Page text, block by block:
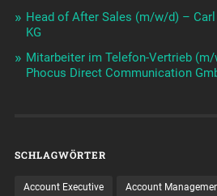
Head of After Sales (m/w/d) –
KG
Mitarbeiter im Telefon-Vertrieb
Phocus Direct Communication
SCHLAGWÖRTER
Account Executive Account